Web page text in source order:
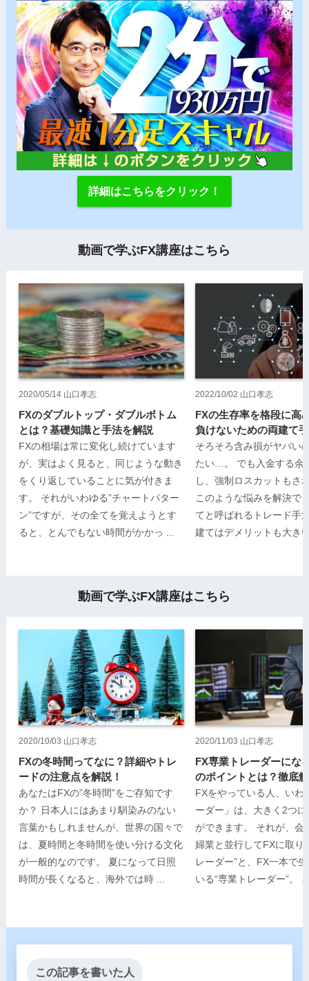
詳細はこちらをクリック！
2020/05/14 山口孝志
FXのダブルトップ・ダブルボトム
とは？基礎知識と手法を解説
FXの相場は常に変化し続けています
が、実はよく見ると、同じような動き
をくり返していることに気が付きま
す。 それがいわゆる”チャートパター
ン”ですが、その全てを覚えようとす
ると、とんでもない時間がかかっ ...
2022/10/02 山口孝志
FXの生存率を格段に高
負けないための両建て
そろそろ含み損がヤバい
たい…。 でも入金する余
し、強制ロスカットもさ
このような悩みを解決で
てと呼ばれるトレード手
建てはデメリットも大き
2020/10/03 山口孝志
FXの冬時間ってなに？詳細やトレ
ードの注意点を解説！
あなたはFXの”冬時間”をご存知です
か？ 日本人にはあまり馴染みのない
言葉かもしれませんが、世界の国々で
は、夏時間と冬時間を使い分ける文化
が一般的なのです。 夏になって日照
時間が長くなると、海外では時 ...
2020/11/03 山口孝志
FX専業トレーダーにな
のポイントとは？徹底
FXをやっている人、いわ
ーダー」は、大きく2つ
ができます。 それが、会
婦業と並行してFXに取り
レーダー”と、FX一本で
いる“専業トレーダー”。 ...
この記事を書いた人